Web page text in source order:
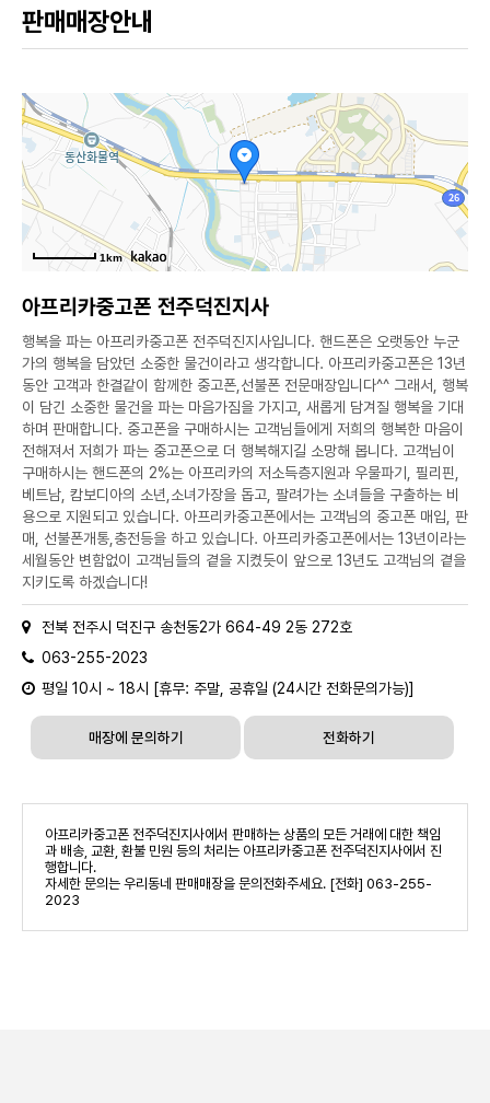
판매매장안내
1km
아프리카중고폰 전주덕진지사
행복을 파는 아프리카중고폰 전주덕진지사입니다. 핸드폰은 오랫동안 누군
가의 행복을 담았던 소중한 물건이라고 생각합니다. 아프리카중고폰은 13년
동안 고객과 한결같이 함께한 중고폰,선불폰 전문매장입니다^^ 그래서, 행복
이 담긴 소중한 물건을 파는 마음가짐을 가지고, 새롭게 담겨질 행복을 기대
하며 판매합니다. 중고폰을 구매하시는 고객님들에게 저희의 행복한 마음이
전해져서 저희가 파는 중고폰으로 더 행복해지길 소망해 봅니다. 고객님이
구매하시는 핸드폰의 2%는 아프리카의 저소득층지원과 우물파기, 필리핀,
베트남, 캄보디아의 소년,소녀가장을 돕고, 팔려가는 소녀들을 구출하는 비
용으로 지원되고 있습니다. 아프리카중고폰에서는 고객님의 중고폰 매입, 판
매, 선불폰개통,충전등을 하고 있습니다. 아프리카중고폰에서는 13년이라는
세월동안 변함없이 고객님들의 곁을 지켰듯이 앞으로 13년도 고객님의 곁을
지키도록 하겠습니다!
전북 전주시 덕진구 송천동2가 664-49 2동 272호
063-255-2023
평일 10시 ~ 18시 [휴무: 주말, 공휴일 (24시간 전화문의가능)]
매장에 문의하기 전화하기
아프리카중고폰 전주덕진지사에서 판매하는 상품의 모든 거래에 대한 책임
과 배송, 교환, 환불 민원 등의 처리는 아프리카중고폰 전주덕진지사에서 진
행합니다.
자세한 문의는 우리동네 판매매장을 문의전화주세요. [전화] 063-255-
2023